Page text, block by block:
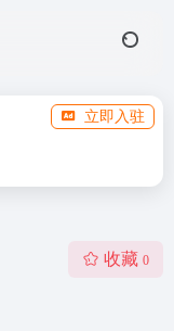
立即入驻
收藏 0